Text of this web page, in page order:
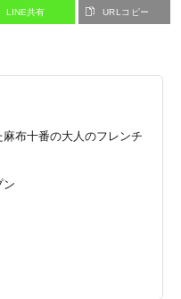
LINE共有 URLコピー
麻布十番の大人のフレンチ
ン